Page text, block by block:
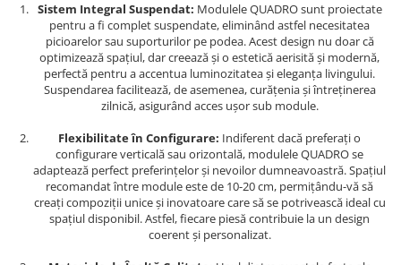
Sistem Integral Suspendat: Modulele QUADRO sunt proiectate
pentru a fi complet suspendate, eliminând astfel necesitatea
picioarelor sau suporturilor pe podea. Acest design nu doar că
optimizează spațiul, dar creează și o estetică aerisită și modernă,
perfectă pentru a accentua luminozitatea și eleganța livingului.
Suspendarea facilitează, de asemenea, curățenia și întreținerea
zilnică, asigurând acces ușor sub module.
Flexibilitate în Configurare: Indiferent dacă preferați o
configurare verticală sau orizontală, modulele QUADRO se
adaptează perfect preferințelor și nevoilor dumneavoastră. Spațiul
recomandat între module este de 10-20 cm, permițându-vă să
creați compoziții unice și inovatoare care să se potrivească ideal cu
spațiul disponibil. Astfel, fiecare piesă contribuie la un design
coerent și personalizat.